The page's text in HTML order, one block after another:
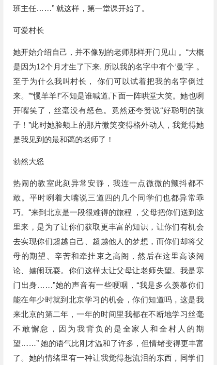
班主任……” 就这样，第一堂课开始了。
可爱村长
她开始介绍自己，并不像别的老师那样开门见山 。“大概
是因为12个月才生了下来, 所以我的名字中有个‘曼’字 。
至于为什么我叫村长， 你们可以试着把我的名字倒过
来。”“慢羊羊!”不知是谁喊道,下面一阵哄堂大笑。她也咧
开嘴笑了，丝毫没有怒色。竟然还夸赞说“好聪明的孩
子！”此时她脸颊上的那片微笑变得格外动人，我觉得她
是我见到的最和蔼的老师了！
勃然大怒
热闹的教室此刻异常安静，我连一点微微的颤抖都不
敢。平时咧着大嘴说三道四的几个同学们也都异常乖
巧。“来到北京是一段很难得的旅程 ，父母把你们送到这
里来，是为了让你们获取更丰富的知识，让你们有机会
去实现你们超越自己、超越他人的梦想，而你们却将父
母的期望、辛苦和牵挂束之高阁，然后在这里高谈阔
论、嬉闹玩耍。你们这样太让父母让老师失望。我是寒
门出身……”她的声音有一些哽咽，“我是多么羡慕你们
能在年少时就到北京学习的机会，你们知道吗，这是我
来北京的第二年，一年的时间里我都在不断地学习丝毫
不敢懈怠，因为我背负的是全家人和全村人的期
望……” 她的语气比刚才温和了许多，但情绪变得更丰富
了。她的情绪里有一种让我觉得想流泪的东西，同学们